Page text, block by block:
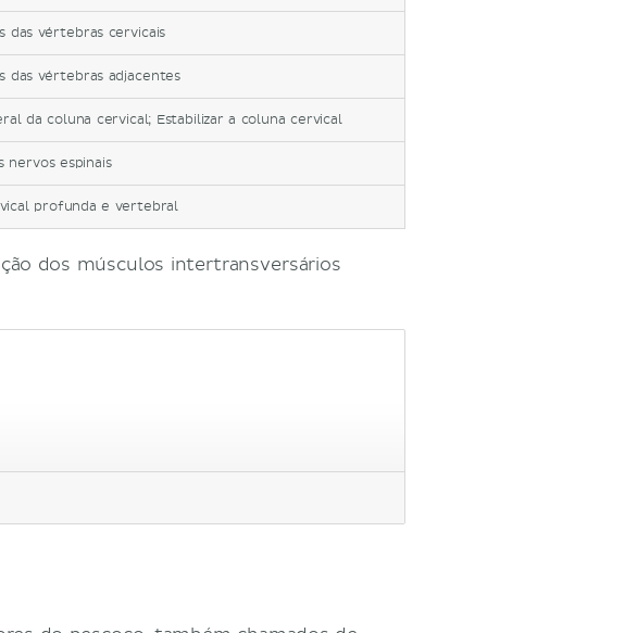
das vértebras cervicais
das vértebras adjacentes
da coluna cervical; Estabilizar a coluna cervical
nervos espinais
profunda e vertebral
dos músculos intertransversários